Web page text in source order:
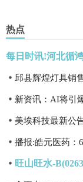
热点
邱县辉煌灯具销